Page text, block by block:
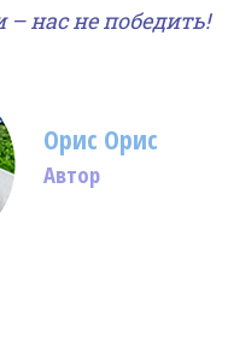
– нас не победить!
Орис Орис
Автор